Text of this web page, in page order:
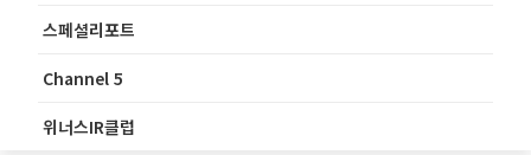
스페셜리포트
Channel 5
위너스IR클럽